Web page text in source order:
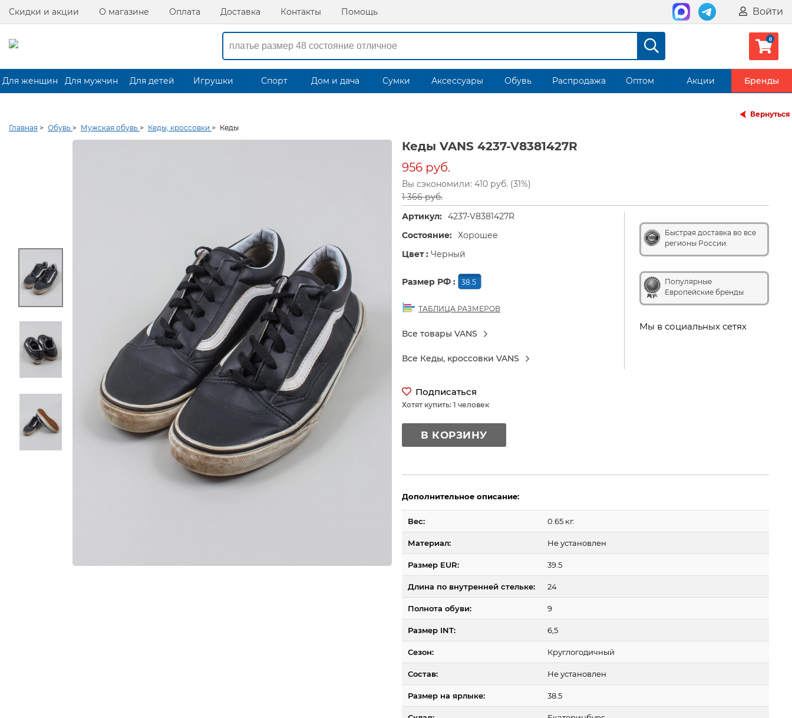
Скидки и акции О магазине Оплата Доставка Контакты Помощь Войти
Для женщин Для мужчин Для детей Игрушки Спорт Дом и дача Сумки Аксессуары Обувь Распродажа Оптом Акции Бренды
Вернуться
Главная > Обувь > Мужская обувь > Кеды, кроссовки > Кеды
Кеды VANS 4237-V8381427R
956 руб.
Вы сэкономили: 410 руб. (31%)
1 366 руб.
Быстрая доставка во все
регионы России.
Популярные
Европейские бренды
Мы в социальных сетях
Артикул: 4237-V8381427R
Состояние: Хорошее
Цвет : Черный
Размер РФ : 38.5
ТАБЛИЦА РАЗМЕРОВ
Все товары VANS
Все Кеды, кроссовки VANS
Подписаться
Хотят купить: 1 человек
В КОРЗИНУ
Дополнительное описание:
Вес: 0.65 кг.
Материал: Не установлен
Размер EUR: 39.5
Длина по внутренней стельке: 24
Полнота обуви: 9
Размер INT: 6,5
Сезон: Круглогодичный
Состав: Не установлен
Размер на ярлыке: 38.5